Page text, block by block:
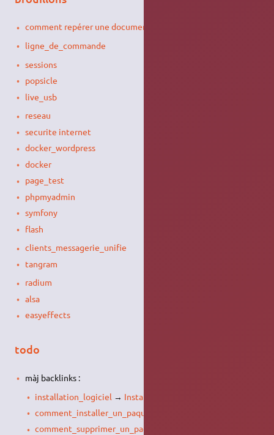
comment repérer une documentation moisie ?
ligne_de_commande
sessions
popsicle
live_usb
reseau
securite internet
docker_wordpress
docker
page_test
phpmyadmin
symfony
flash
clients_messagerie_unifie
tangram
radium
alsa
easyeffects
todo
màj backlinks :
installation_logiciel → Installer une application
comment_installer_un_paquet
comment_supprimer_un_paquet